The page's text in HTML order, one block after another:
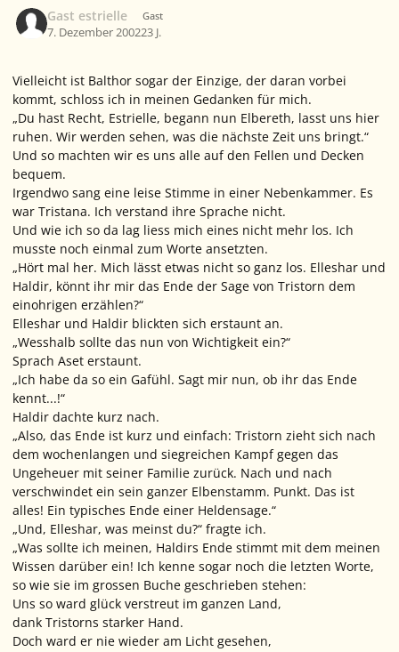
Gast estrielle Gast
7. Dezember 200223 J.
Vielleicht ist Balthor sogar der Einzige, der daran vorbei
kommt, schloss ich in meinen Gedanken für mich.
„Du hast Recht, Estrielle, begann nun Elbereth, lasst uns hier
ruhen. Wir werden sehen, was die nächste Zeit uns bringt.“
Und so machten wir es uns alle auf den Fellen und Decken
bequem.
Irgendwo sang eine leise Stimme in einer Nebenkammer. Es
war Tristana. Ich verstand ihre Sprache nicht.
Und wie ich so da lag liess mich eines nicht mehr los. Ich
musste noch einmal zum Worte ansetzten.
„Hört mal her. Mich lässt etwas nicht so ganz los. Elleshar und
Haldir, könnt ihr mir das Ende der Sage von Tristorn dem
einohrigen erzählen?“
Elleshar und Haldir blickten sich erstaunt an.
„Wesshalb sollte das nun von Wichtigkeit ein?“
Sprach Aset erstaunt.
„Ich habe da so ein Gafühl. Sagt mir nun, ob ihr das Ende
kennt...!“
Haldir dachte kurz nach.
„Also, das Ende ist kurz und einfach: Tristorn zieht sich nach
dem wochenlangen und siegreichen Kampf gegen das
Ungeheuer mit seiner Familie zurück. Nach und nach
verschwindet ein sein ganzer Elbenstamm. Punkt. Das ist
alles! Ein typisches Ende einer Heldensage.“
„Und, Elleshar, was meinst du?“ fragte ich.
„Was sollte ich meinen, Haldirs Ende stimmt mit dem meinen
Wissen darüber ein! Ich kenne sogar noch die letzten Worte,
so wie sie im grossen Buche geschrieben stehen:
Uns so ward glück verstreut im ganzen Land,
dank Tristorns starker Hand.
Doch ward er nie wieder am Licht gesehen,